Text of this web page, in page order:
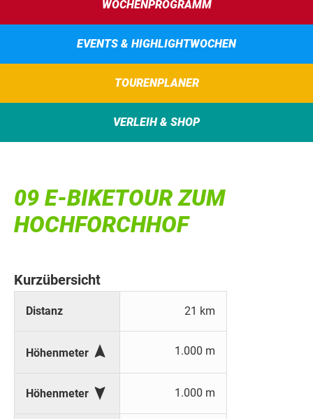
WOCHENPROGRAMM
EVENTS & HIGHLIGHTWOCHEN
TOURENPLANER
VERLEIH & SHOP
09 E-BIKETOUR ZUM
HOCHFORCHHOF
Kurzübersicht
Distanz 21 km
Höhenmeter  1.000 m
Höhenmeter  1.000 m